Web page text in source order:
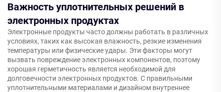
Важность уплотнительных решений в
электронных продуктах
Электронные продукты часто должны работать в различных
условиях, таких как высокая влажность, резкие изменения
температуры или физические удары. Эти факторы могут
вызвать повреждение электронных компонентов, поэтому
хорошая герметичность является необходимой для
долговечности электронных продуктов. С правильными
уплотнительными материалами и дизайном внутреннее